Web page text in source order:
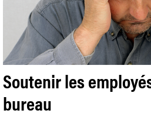
Soutenir les
bureau